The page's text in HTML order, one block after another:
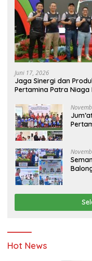
Juni 17, 2026
Jaga Sinergi dan
Pertamina Patra
Hot News